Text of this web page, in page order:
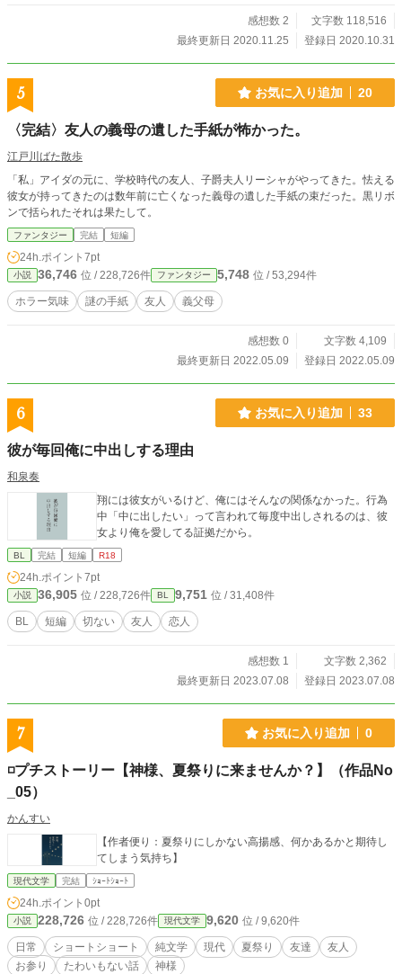
感想数 2
文字数 118,516
最終更新日 2020.11.25
登録日 2020.10.31
5 お気に入り追加 20
〈完結〉友人の義母の遺した手紙が怖かった。
江戸川ばた散歩
「私」アイダの元に、学校時代の友人、子爵夫人リーシャがやってきた。怯える
彼女が持ってきたのは数年前に亡くなった義母の遺した手紙の束だった。黒リボ
ンで括られたそれは果たして。
ファンタジー 完結 短編
24h.ポイント 7pt
小説 36,746 位 / 228,726件 ファンタジー 5,748 位 / 53,294件
ホラー気味 謎の手紙 友人 義父母
感想数 0
文字数 4,109
最終更新日 2022.05.09
登録日 2022.05.09
6 お気に入り追加 33
彼が毎回俺に中出しする理由
和泉奏
翔には彼女がいるけど、俺にはそんなの関係なかった。行為
中「中に出したい」って言われて毎度中出しされるのは、彼
女より俺を愛してる証拠だから。
BL 完結 短編 R18
24h.ポイント 7pt
小説 36,905 位 / 228,726件 BL 9,751 位 / 31,408件
BL 短編 切ない 友人 恋人
感想数 1
文字数 2,362
最終更新日 2023.07.08
登録日 2023.07.08
7 お気に入り追加 0
◽️プチストーリー【神様、夏祭りに来ませんか？】（作品No
_05）
かんすい
【作者便り：夏祭りにしかない高揚感、何かあるかと期待し
てしまう気持ち】
現代文学 完結 ｼｮｰﾄｼｮｰﾄ
24h.ポイント 0pt
小説 228,726 位 / 228,726件 現代文学 9,620 位 / 9,620件
日常 ショートショート 純文学 現代 夏祭り 友達
友人
お参り
たわいもない話 神様